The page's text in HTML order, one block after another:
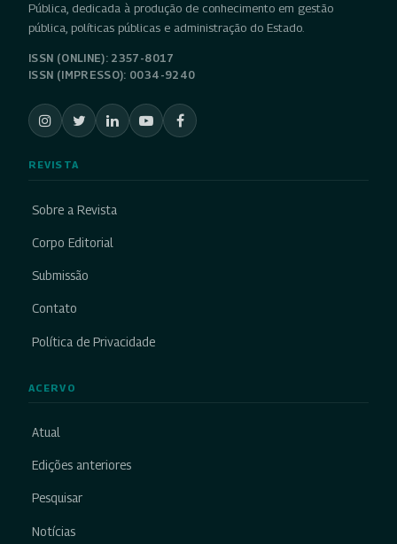
Pública, dedicada à produção de conhecimento em gestão
pública, políticas públicas e administração do Estado.
ISSN (ONLINE): 2357-8017
ISSN (IMPRESSO): 0034-9240
REVISTA
Sobre a Revista
Corpo Editorial
Submissão
Contato
Política de Privacidade
ACERVO
Atual
Edições anteriores
Pesquisar
Notícias